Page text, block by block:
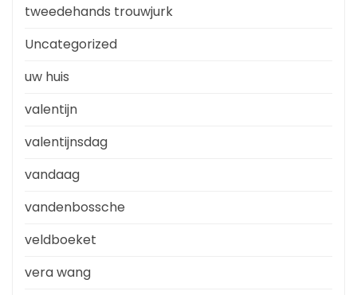
tweedehands trouwjurk
Uncategorized
uw huis
valentijn
valentijnsdag
vandaag
vandenbossche
veldboeket
vera wang